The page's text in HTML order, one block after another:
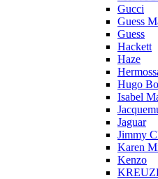
Gucci
Guess
Guess
Hackett
Haze
Hugo
Isabel
Jaguar
Jimmy
Karen
Kenzo